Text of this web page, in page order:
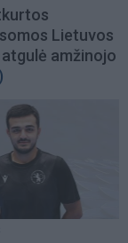
Lietuvos
amžinojo